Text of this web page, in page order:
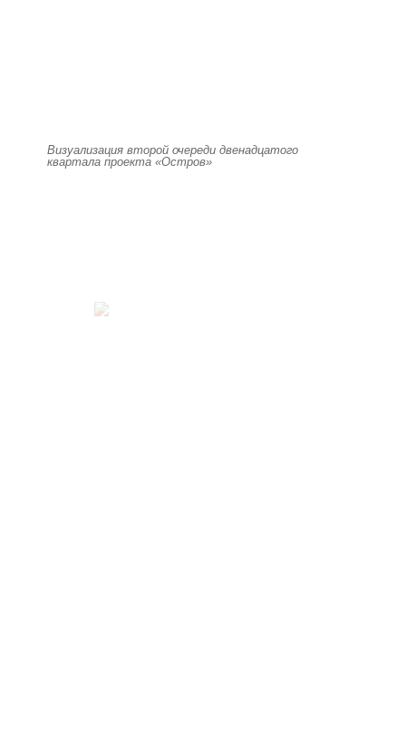
Визуализация второй очереди двенадцатого
квартала проекта «Остров»